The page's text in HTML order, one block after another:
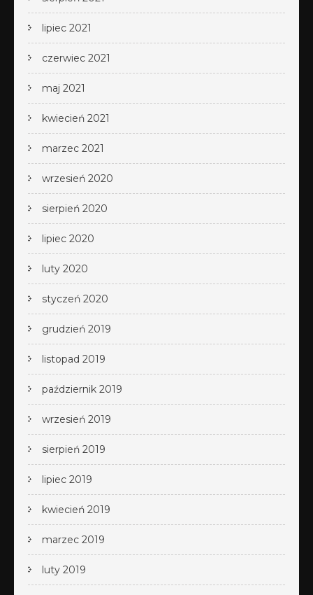
lipiec 2021
czerwiec 2021
maj 2021
kwiecień 2021
marzec 2021
wrzesień 2020
sierpień 2020
lipiec 2020
luty 2020
styczeń 2020
grudzień 2019
listopad 2019
październik 2019
wrzesień 2019
sierpień 2019
lipiec 2019
kwiecień 2019
marzec 2019
luty 2019